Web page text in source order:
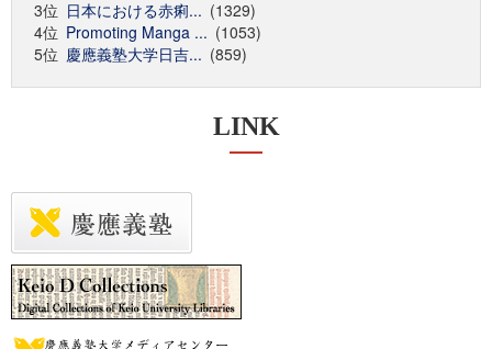
3位 日本における赤痢... (1329)
4位 Promoting Manga ... (1053)
5位 慶應義塾大学日吉... (859)
LINK